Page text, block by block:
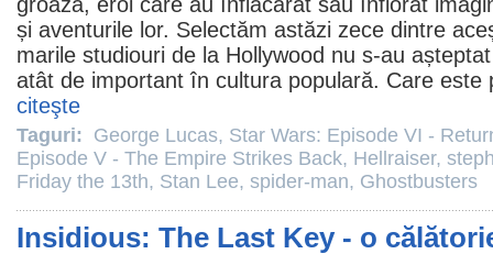
și aventurile lor. Selectăm astăzi zece dintre
marile studiouri de la Hollywood nu s-au
atât de important în cultura populară. Care este
citeşte
Taguri: George Lucas, Star Wars: Episode VI -
Episode V - The Empire Strikes Back, Hellraiser,
Friday the 13th, Stan Lee, spider-man, Ghostbusters
Insidious: The Last Key - o